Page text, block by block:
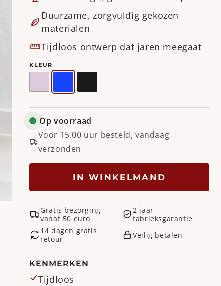
Duurzame, zorgvuldig gekozen
materialen
Tijdloos ontwerp dat jaren meegaat
KLEUR
Lilac
Op voorraad
Voor 15.00 uur besteld, vandaag
verzonden
IN WINKELMAND
Gratis bezorging
vanaf 50 euro
2 jaar
fabrieksgarantie
14 dagen gratis
retour
Veilig betalen
KENMERKEN
Tijdloos